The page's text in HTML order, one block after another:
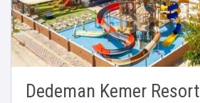
Dedeman Kemer Resort